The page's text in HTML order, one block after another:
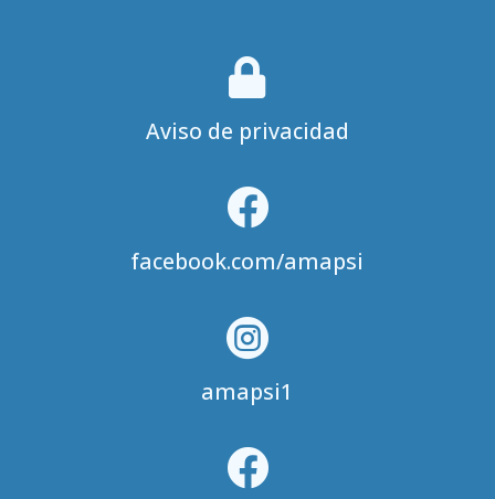

Aviso de privacidad

facebook.com/amapsi

amapsi1
